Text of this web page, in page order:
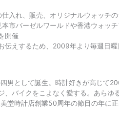
入れ、販売、オリジナルウォッチ
市バーゼルワールドや香港ウォッ
開催
伝えするため、2009年より毎週日曜
男として誕生。時計好きが高じて
、バイクをこよなく愛する。あらゆ
堂時計店創業50周年の節目の年に正